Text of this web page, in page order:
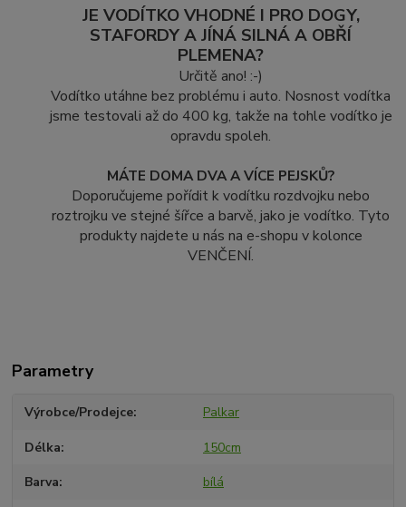
JE VODÍTKO VHODNÉ I PRO DOGY,
STAFORDY A JÍNÁ SILNÁ A OBŘÍ
PLEMENA?
Určitě ano! :-)
Vodítko utáhne bez problému i auto. Nosnost vodítka
jsme testovali až do 400 kg, takže na tohle vodítko je
opravdu spoleh.
MÁTE DOMA DVA A VÍCE PEJSKŮ?
Doporučujeme pořídit k vodítku rozdvojku nebo
roztrojku ve stejné šířce a barvě, jako je vodítko. Tyto
produkty najdete u nás na e-shopu v kolonce
VENČENÍ.
Parametry
Výrobce/Prodejce Palkar
Délka 150cm
Barva bílá